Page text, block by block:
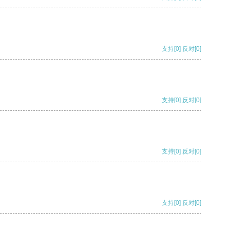
支持[0] 反对[0]
支持[0] 反对[0]
支持[0] 反对[0]
支持[0] 反对[0]